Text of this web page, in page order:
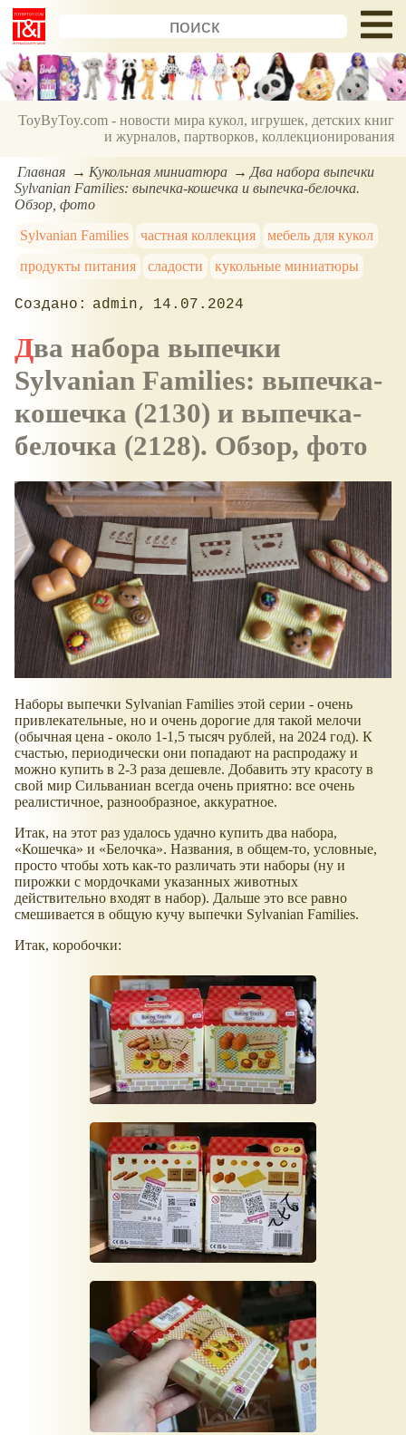
ToyByToy.com - новости мира кукол, игрушек, детских книг
и журналов, партворков, коллекционирования
Главная Кукольная миниатюра
Два набора выпечки
Sylvanian Families: выпечка-кошечка и выпечка-белочка.
Обзор, фото
Sylvanian Families
частная коллекция
мебель для кукол
продукты питания
сладости кукольные миниатюры
admin 14.07.2024
Два набора выпечки
Sylvanian Families: выпечка-
кошечка (2130) и выпечка-
белочка (2128). Обзор, фото
Наборы выпечки Sylvanian Families этой серии - очень
привлекательные, но и очень дорогие для такой мелочи
(обычная цена - около 1-1,5 тысяч рублей, на 2024 год). К
счастью, периодически они попадают на распродажу и
можно купить в 2-3 раза дешевле. Добавить эту красоту в
свой мир Сильваниан всегда очень приятно: все очень
реалистичное, разнообразное, аккуратное.
Итак, на этот раз удалось удачно купить два набора,
Кошечка
и Белочка . Названия, в общем-то, условные,
просто чтобы хоть как-то различать эти наборы (ну и
пирожки с мордочками указанных животных
действительно входят в набор). Дальше это все равно
смешивается в общую кучу выпечки Sylvanian Families.
Итак, коробочки: